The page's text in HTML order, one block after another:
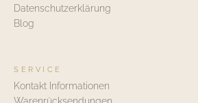
Datenschutzerklärung
Blog
SERVICE
Kontakt Informationen